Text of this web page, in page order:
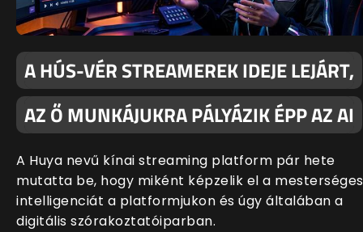
A HÚS-VÉR STREAMEREK IDEJE LEJÁRT,
AZ Ő MUNKÁJUKRA PÁLYÁZIK ÉPP AZ AI
A Huya nevű kínai streaming platform pár hete
mutatta be, hogy miként képzelik el a mesterséges
intelligenciát a platformjukon és úgy általában a
digitális szórakoztatóiparban.